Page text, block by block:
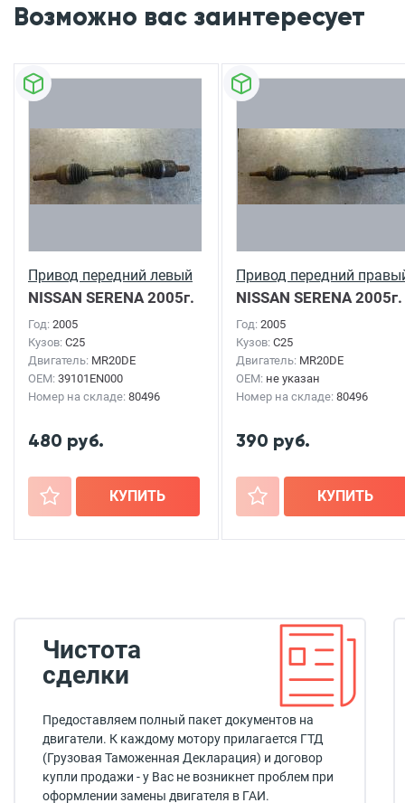
Возможно вас заинтересует
Привод передний левый
NISSAN SERENA2005г.
Год: 2005
Кузов: C25
Двигатель: MR20DE
OEM: 39101EN000
Номер на складе: 80496
480 руб.
+ КУПИТЬ
Привод передний
NISSAN SERENA2005г.
Год: 2005
Кузов: C25
Двигатель: MR20DE
OEM: не указан
Номер на складе: 80496
390 руб.
+ КУПИТЬ
Чистота
сделки
Предоставляем полный пакет документов на
двигатели. К каждому мотору прилагается ГТД
(Грузовая Таможенная Декларация) и договор
купли продажи - у Вас не возникнет проблем при
оформлении замены двигателя в ГАИ.